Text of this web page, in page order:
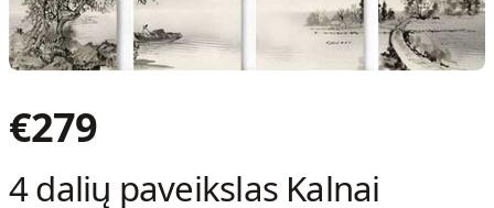
€279
4 dalių paveikslas Kalnai